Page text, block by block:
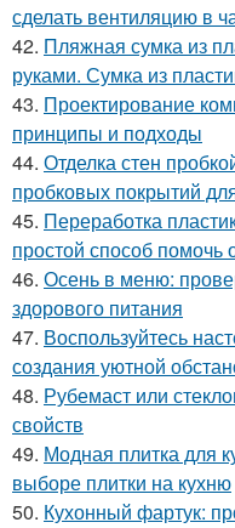
сделать вентиляцию в
42. Пляжная сумка из
руками. Сумка из
43. Проектирование
принципы и подходы
44. Отделка стен
пробковых покрытий
45. Переработка
простой способ
46. Осень в меню:
здорового питания
47. Воспользуйтесь
создания уютной
48. Рубемаст или
свойств
49. Модная плитка для
выборе плитки на кухню
50. Кухонный фартук: